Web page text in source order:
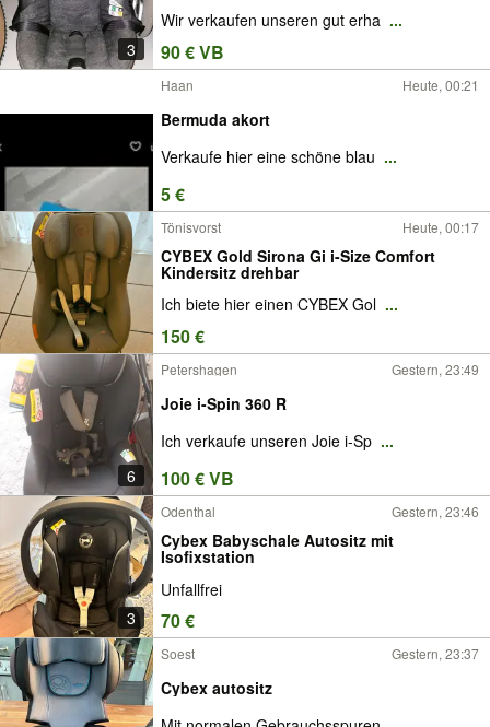
3
Wir verkaufen unseren gut erha ...
90 € VB
Haan Heute, 00:21
Bermuda akort
Verkaufe hier eine schöne blau ...
5 €
Tönisvorst Heute, 00:17
CYBEX Gold Sirona Gi i-Size Comfort
Kindersitz drehbar
Ich biete hier einen CYBEX Gol ...
150 €
6
Petershagen Gestern, 23:49
Joie i-Spin 360 R
Ich verkaufe unseren Joie i-Sp ...
100 € VB
3
Odenthal Gestern, 23:46
Cybex Babyschale Autositz mit
Isofixstation
Unfallfrei
70 €
Soest Gestern, 23:37
Cybex autositz